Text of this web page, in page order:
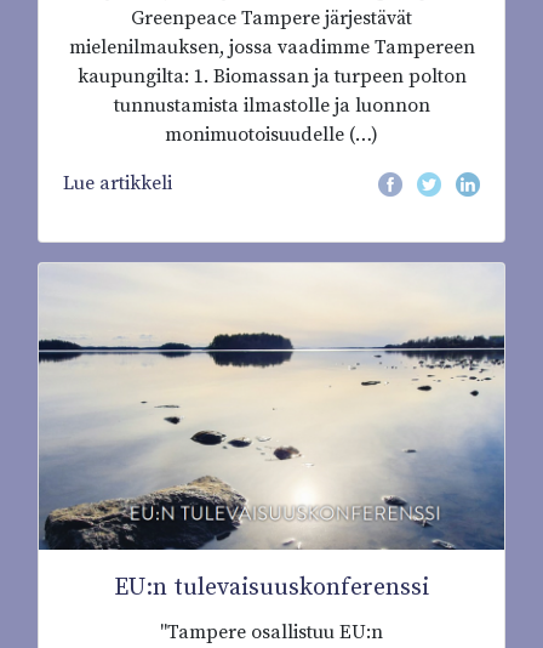
Greenpeace Tampere järjestävät
mielenilmauksen, jossa vaadimme Tampereen
kaupungilta: 1. Biomassan ja turpeen polton
tunnustamista ilmastolle ja luonnon
monimuotoisuudelle (…)
Lue artikkeli
EU:n tulevaisuuskonferenssi
"Tampere osallistuu EU:n